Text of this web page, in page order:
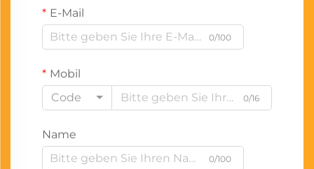
E-Mail
0/100
Mobil
Code
0/16
Name
0/100